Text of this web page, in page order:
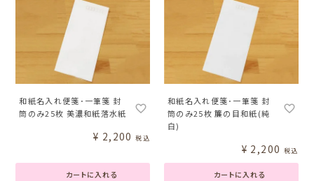
和紙名入れ便箋･一筆箋 封
筒のみ25枚 美濃和紙落水紙
カートに入れる
¥ 2,200 税込
和紙名入れ便箋･一筆箋 封
筒のみ25枚 簾の目和紙(純
白)
カートに入れる
¥ 2,200 税込